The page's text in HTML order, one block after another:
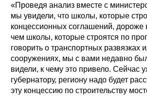
«Проведя анализ вместе с
мы увидели, что школы, которые
концессионных соглашений, дороже
чем школы, которые строятся по
говорить о транспортных развязках
сооружениях, мы с вами недавно
видели, к чему это привело. Сейчас
губернатору, региону надо будет
эту концессию по строительству